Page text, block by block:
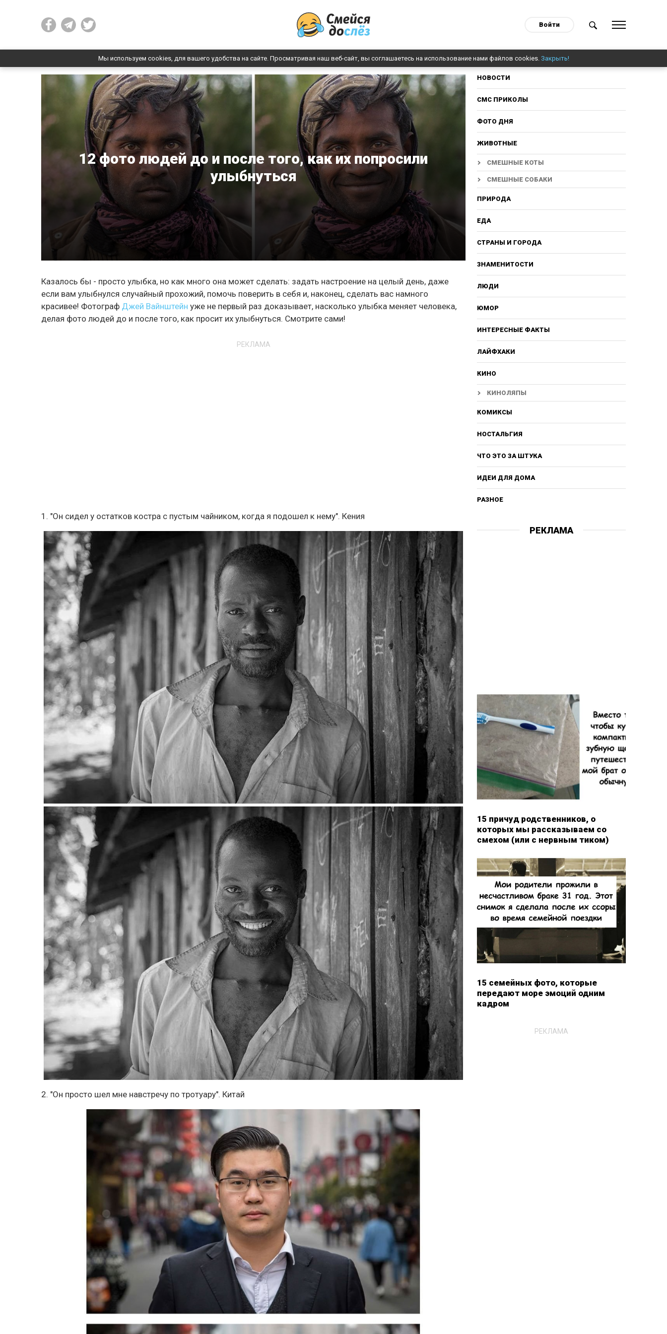
Войти
Мы используем cookies, для вашего удобства на сайте. Просматривая наш веб-сайт, вы соглашаетесь на использование нами файлов cookies. Закрыть!
12 фото людей до и после того, как их попросили
улыбнуться
Казалось бы - просто улыбка, но как много она может сделать: задать настроение на целый день, даже
если вам улыбнулся случайный прохожий, помочь поверить в себя и, наконец, сделать вас намного
красивее! Фотограф Джей Вайнштейнуже не первый раз доказывает, насколько улыбка меняет человека,
делая фото людей до и после того, как просит их улыбнуться. Смотрите сами!
РЕКЛАМА
1. "Он сидел у остатков костра с пустым чайником, когда я подошел к нему". Кения
2. "Он просто шел мне навстречу по тротуару". Китай
НОВОСТИ
СМС ПРИКОЛЫ
ФОТО ДНЯ
ЖИВОТНЫЕ
СМЕШНЫЕ КОТЫ
СМЕШНЫЕ СОБАКИ
ПРИРОДА
ЕДА
СТРАНЫ И ГОРОДА
ЗНАМЕНИТОСТИ
ЛЮДИ
ЮМОР
ИНТЕРЕСНЫЕ ФАКТЫ
ЛАЙФХАКИ
КИНО
КИНОЛЯПЫ
КОМИКСЫ
НОСТАЛЬГИЯ
ЧТО ЭТО ЗА ШТУКА
ИДЕИ ДЛЯ ДОМА
РАЗНОЕ
РЕКЛАМА
15 причуд родственников, о
которых мы рассказываем со
смехом (или с нервным тиком)
15 семейных фото, которые
передают море эмоций одним
кадром
РЕКЛАМА